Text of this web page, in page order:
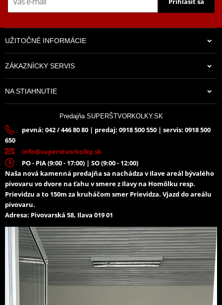
UŽITOČNÉ INFORMÁCIE
ZÁKAZNÍCKY SERVIS
NA STIAHNUTIE
Predajňa SUPERŠTVORKOLKY.SK
pevná: 042 / 446 80 80 | predaj: 0918 500 550 | servis: 0918 500
650
info@superstvorkolky.sk
PO - PIA (9:00 - 17:00) | SO (9:00 - 12:00)
Naša nová kamenná predajňa sa nachádza v Ilave areál bývalého
pivovaru vo dvore na ťahu v smere z Ilavy na Homôlku resp.
Prievidzu a to 150m za kruháčom smer Prievidza. Vjazd do areálu
pivovaru.
Adresa: Pivovarská 58, Ilava 019 01